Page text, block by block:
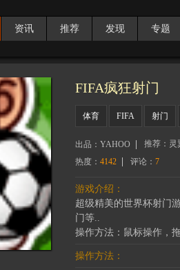
资讯 推荐 发现 专题
FIFA疯狂射门
体育 FIFA 射门
出品： YAHOO 推荐： 灵
热度： 4142 评论： 7
游戏介绍：
超级精美的世界杯射门
门等..
操作方法：鼠标操作，
操作方法：